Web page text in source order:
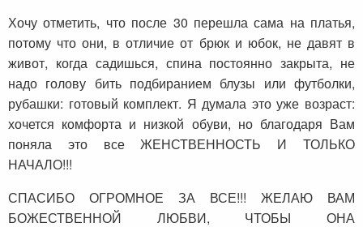
Хочу отметить, что после 30 перешла сама на платья,
потому что они, в отличие от брюк и юбок, не давят в
живот, когда садишься, спина постоянно закрыта, не
надо голову бить подбиранием блузы или футболки,
рубашки: готовый комплект. Я думала это уже возраст:
хочется комфорта и низкой обуви, но благодаря Вам
поняла это все ЖЕНСТВЕННОСТЬ И ТОЛЬКО
НАЧАЛО!!!
СПАСИБО ОГРОМНОЕ ЗА ВСЕ!!! ЖЕЛАЮ ВАМ
БОЖЕСТВЕННОЙ ЛЮБВИ, ЧТОБЫ ОНА